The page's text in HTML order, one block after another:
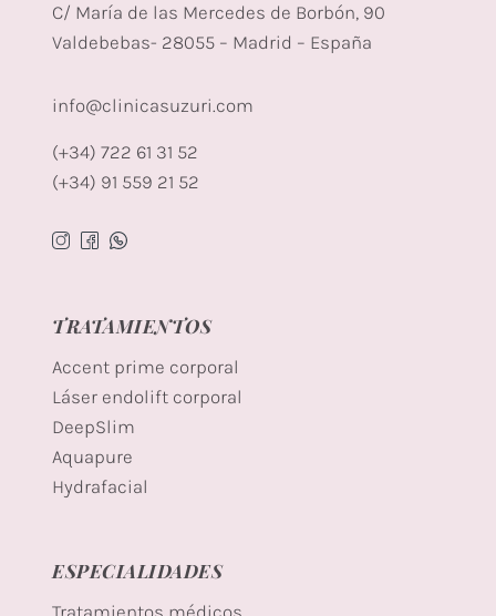
C/ María de las Mercedes de Borbón, 90
Valdebebas- 28055 – Madrid – España
info@clinicasuzuri.com
(+34) 722 61 31 52
(+34) 91 559 21 52
TRATAMIENTOS
Accent prime corporal
Láser endolift corporal
DeepSlim
Aquapure
Hydrafacial
ESPECIALIDADES